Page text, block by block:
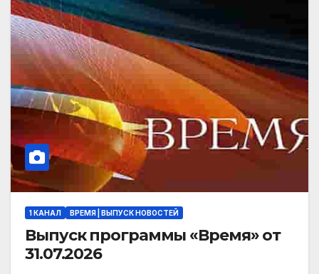
1 КАНАЛ ВРЕМЯ | ВЫПУСК НОВОСТЕЙ
Выпуск программы «Время» от
31.07.2026